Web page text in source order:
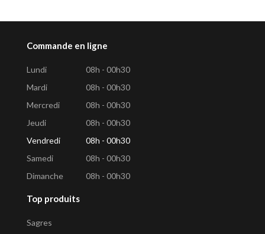
Commande en ligne
Lundi
08h - 00h30
Mardi
08h - 00h30
Mercredi
08h - 00h30
Jeudi
08h - 00h30
Vendredi
08h - 00h30
Samedi
08h - 00h30
Dimanche
08h - 00h30
Top produits
Sagres